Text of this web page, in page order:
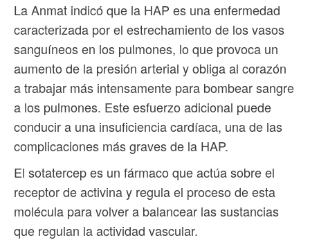
La Anmat indicó que la HAP es una enfermedad
caracterizada por el estrechamiento de los vasos
sanguíneos en los pulmones, lo que provoca un
aumento de la presión arterial y obliga al corazón
a trabajar más intensamente para bombear sangre
a los pulmones. Este esfuerzo adicional puede
conducir a una insuficiencia cardíaca, una de las
complicaciones más graves de la HAP.
El sotatercep es un fármaco que actúa sobre el
receptor de activina y regula el proceso de esta
molécula para volver a balancear las sustancias
que regulan la actividad vascular.